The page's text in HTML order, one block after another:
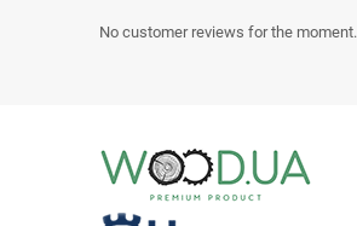
No customer reviews for the moment.